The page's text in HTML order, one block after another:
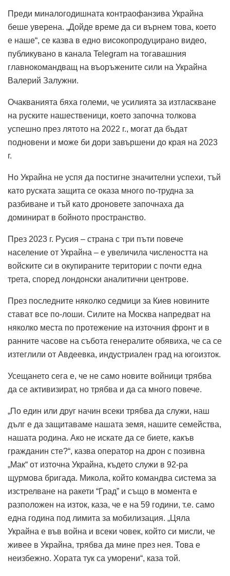
Преди миналогодишната контраофанзива Украйна
беше уверена. „Дойде време да си върнем това, което
е наше“, се казва в едно високопродуцирано видео,
публикувано в канала Telegram на тогавашния
главнокомандващ на въоръжените сили на Украйна
Валерий Залужни.
Очакванията бяха големи, че усилията за изтласкване
на руските нашественици, което започна толкова
успешно през лятото на 2022 г., могат да бъдат
подновени и може би дори завършени до края на 2023
г.
Но Украйна не успя да постигне значителни успехи, тъй
като руската защита се оказа много по-трудна за
разбиване и тъй като дроновете започнаха да
доминират в бойното пространство.
През 2023 г. Русия – страна с три пъти повече
население от Украйна – е увеличила числеността на
войските си в окупираните територии с почти една
трета, според лондонски аналитични центрове.
През последните няколко седмици за Киев новините
стават все по-лоши. Силите на Москва напредват на
няколко места по протежение на източния фронт и в
ранните часове на събота генералите обявиха, че са се
изтеглили от Авдеевка, индустриален град на югоизток.
Усещането сега е, че не само новите войници трябва
да се активизират, но трябва и да са много повече.
„По един или друг начин всеки трябва да служи, наш
дълг е да защитаваме нашата земя, нашите семейства,
нашата родина. Ако не искате да се биете, какъв
гражданин сте?“, казва оператор на дрон с позивна
„Мак“ от източна Украйна, където служи в 92-ра
щурмова бригада. Микола, който командва система за
изстрелване на ракети “Град” и също в момента е
разположен на изток, каза, че е на 59 години, т.е. само
една година под лимита за мобилизация. „Цяла
Украйна е във война и всеки човек, който си мисли, че
живее в Украйна, трябва да мине през нея. Това е
неизбежно. Хората тук са уморени“, каза той.